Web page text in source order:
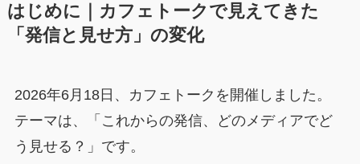
はじめに｜カフェトークで見えてきた
「発信と見せ方」の変化
2026年6月18日、カフェトークを開催しました。
テーマは、「これからの発信、どのメディアでど
う見せる？」です。